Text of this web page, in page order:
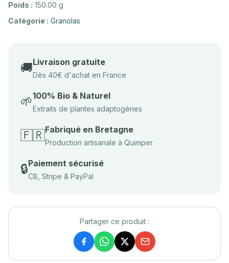
Poids : 150.00 g
Catégorie : Granolas
🚚Livraison gratuite
Dès 40€ d'achat en France
🌱100% Bio & Naturel
Extraits de plantes adaptogènes
🇫🇷Fabriqué en Bretagne
Production artisanale à Quimper
🔒Paiement sécurisé
CB, Stripe & PayPal
Partager ce produit :